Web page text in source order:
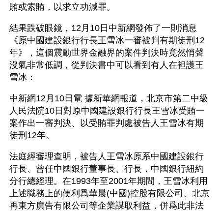
賄或索賄，以求立功減罪。
結果跌破眼鏡，12月10日中新網發佈了一則消息
《原中國建設銀行行長王雪冰一審被判有期徒刑12
年》，這個震動世界金融界的案件判決時竟然悄聲
沒氣非常低調，從判決書中可以看到有人在袒護王
雪冰：
中新網12月10日電 據新華網報道，北京市第二中級
人民法院10日對原中國建設銀行行長王雪冰受賄一
案作出一審判決、以受賄罪判處被告人王雪冰有期
徒刑12年。
法庭經審理查明，被告人王雪冰原系中國建設銀行
行長、曾任中國銀行董事長、行長，中國銀行紐約
分行總經理。在1993年至2001年期間，王雪冰利用
上述職務上的便利爲華晨(中國)控股有限公司、北京
再東方廣告有限公司等企業謀取利益，併爲此非法